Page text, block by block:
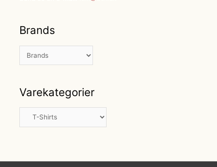
Brands
Varekategorier